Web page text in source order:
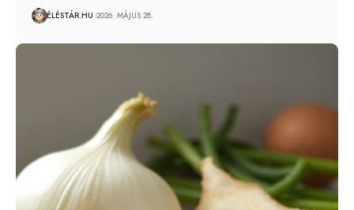
ÉLÉSTÁR.HU 2026. MÁJUS 28.